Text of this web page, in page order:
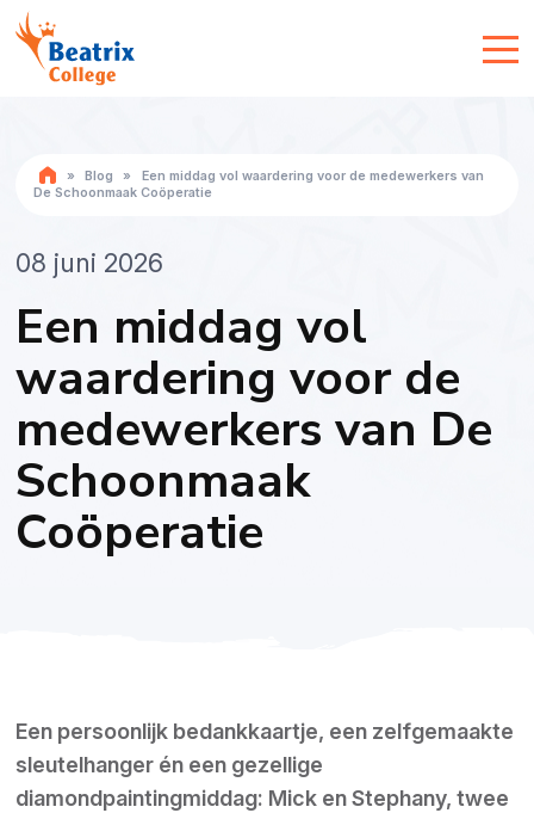
» Blog »
Een middag vol waardering voor de medewerkers van
De Schoonmaak Coöperatie
08 juni 2026
Een middag vol
waardering voor de
medewerkers van De
Schoonmaak
Coöperatie
Een persoonlijk bedankkaartje, een zelfgemaakte
sleutelhanger én een gezellige
diamondpaintingmiddag: Mick en Stephany, twee